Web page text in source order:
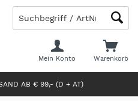
AB € 99,- (D + AT)
Warenkorb
Mein Konto